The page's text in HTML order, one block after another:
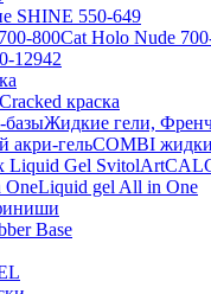
SHINE 550-649
Cat Holo Nude
12942
Cracked краска
Жидкие гели,
COMBI
Liquid gel All in One
Base